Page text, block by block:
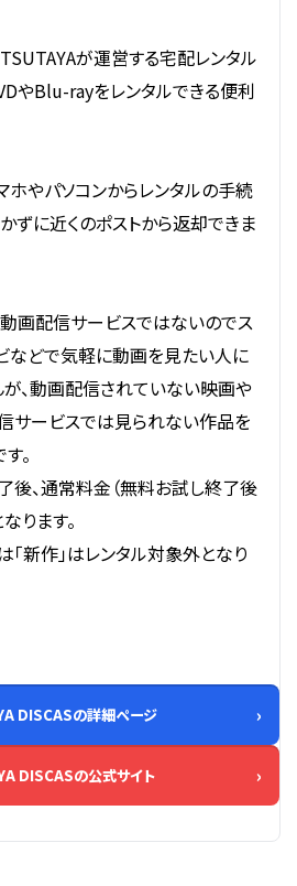
が運営する宅配レンタル
やBlu-rayをレンタルできる便利
やパソコンからレンタルの手続
ずに近くのポストから返却できま
画配信サービスではないのでス
などで気軽に動画を見たい人に
、動画配信されていない映画や
サービスでは見られない作品を
。
、通常料金（無料お試し終了後
ります。
新作」はレンタル対象外となり
DISCASの詳細ページ
DISCASの公式サイト